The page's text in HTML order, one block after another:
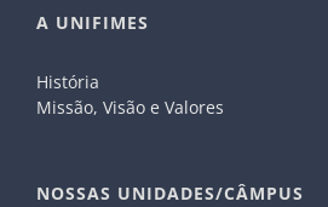
A UNIFIMES
História
Missão, Visão e Valores
NOSSAS UNIDADES/CÂMPUS